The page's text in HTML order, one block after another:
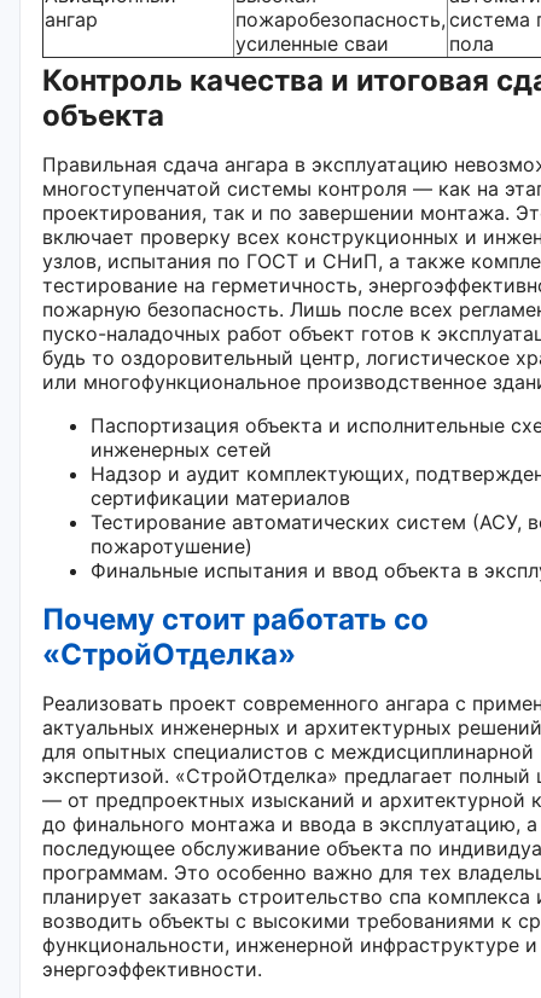
ангар
пожаробезопасность,
усиленные сваи
система
пола
Контроль качества и итоговая
объекта
Правильная сдача ангара в эксплуатацию
многоступенчатой системы контроля — как на
проектирования, так и по завершении монтажа.
включает проверку всех конструкционных и
узлов, испытания по ГОСТ и СНиП, а также
тестирование на герметичность,
пожарную безопасность. Лишь после всех
пуско-наладочных работ объект готов к
будь то оздоровительный центр, логистическое
или многофункциональное производственное
Паспортизация объекта и исполнительные
инженерных сетей
Надзор и аудит комплектующих,
сертификации материалов
Тестирование автоматических систем (АСУ,
пожаротушение)
Финальные испытания и ввод объекта в
Почему стоит работать со
«СтройОтделка»
Реализовать проект современного ангара с
актуальных инженерных и архитектурных
для опытных специалистов с междисциплинарной
экспертизой. «СтройОтделка» предлагает полный
— от предпроектных изысканий и архитектурной
до финального монтажа и ввода в эксплуатацию,
последующее обслуживание объекта по
программам. Это особенно важно для тех
планирует заказать строительство спа комплекса
возводить объекты с высокими требованиями к
функциональности, инженерной инфраструктуре и
энергоэффективности.